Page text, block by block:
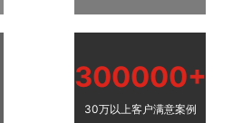
300000+
30万以上客户满意案例